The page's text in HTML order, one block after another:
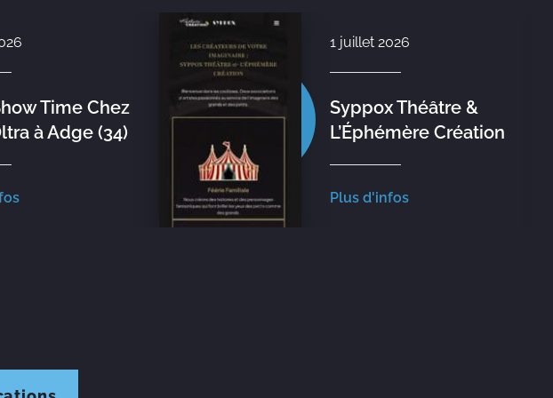
Time Chez
à Adge (34)
1 juillet 2026
Syppox Théâtre &
L’Éphémère Création
Plus d'infos